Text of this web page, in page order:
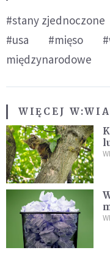
#stany zjednoczone
#usa
#mięso
międzynarodowe
WIĘCEJ W: